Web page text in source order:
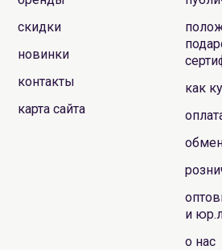
скидки
новинки
контакты
карта сайта
как
и
о нас